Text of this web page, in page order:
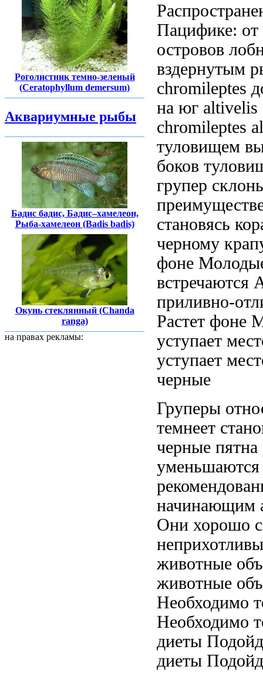
Роголистник темно-зеленый
(Ceratophyllum demersum)
Аквариумные рыбы
Бадис бадис, Бадис–хамелеон,
Рыба-хамелеон (Badis badis)
Окунь стеклянный (Chanda
ranga)
на правах рекламы:
Пацифике: от
островов
вздернутым
chromileptes
на юг altivelis
chromileptes
туловищем
боков
групер
становясь
черному
фоне
встречаются
приливно-
Растет фоне
уступает
уступает
черные
Груперы
темнеет
черные пятна
уменьшаются
начинающим
Они хорошо
животные
животные
Необходимо
Необходимо
диеты
диеты